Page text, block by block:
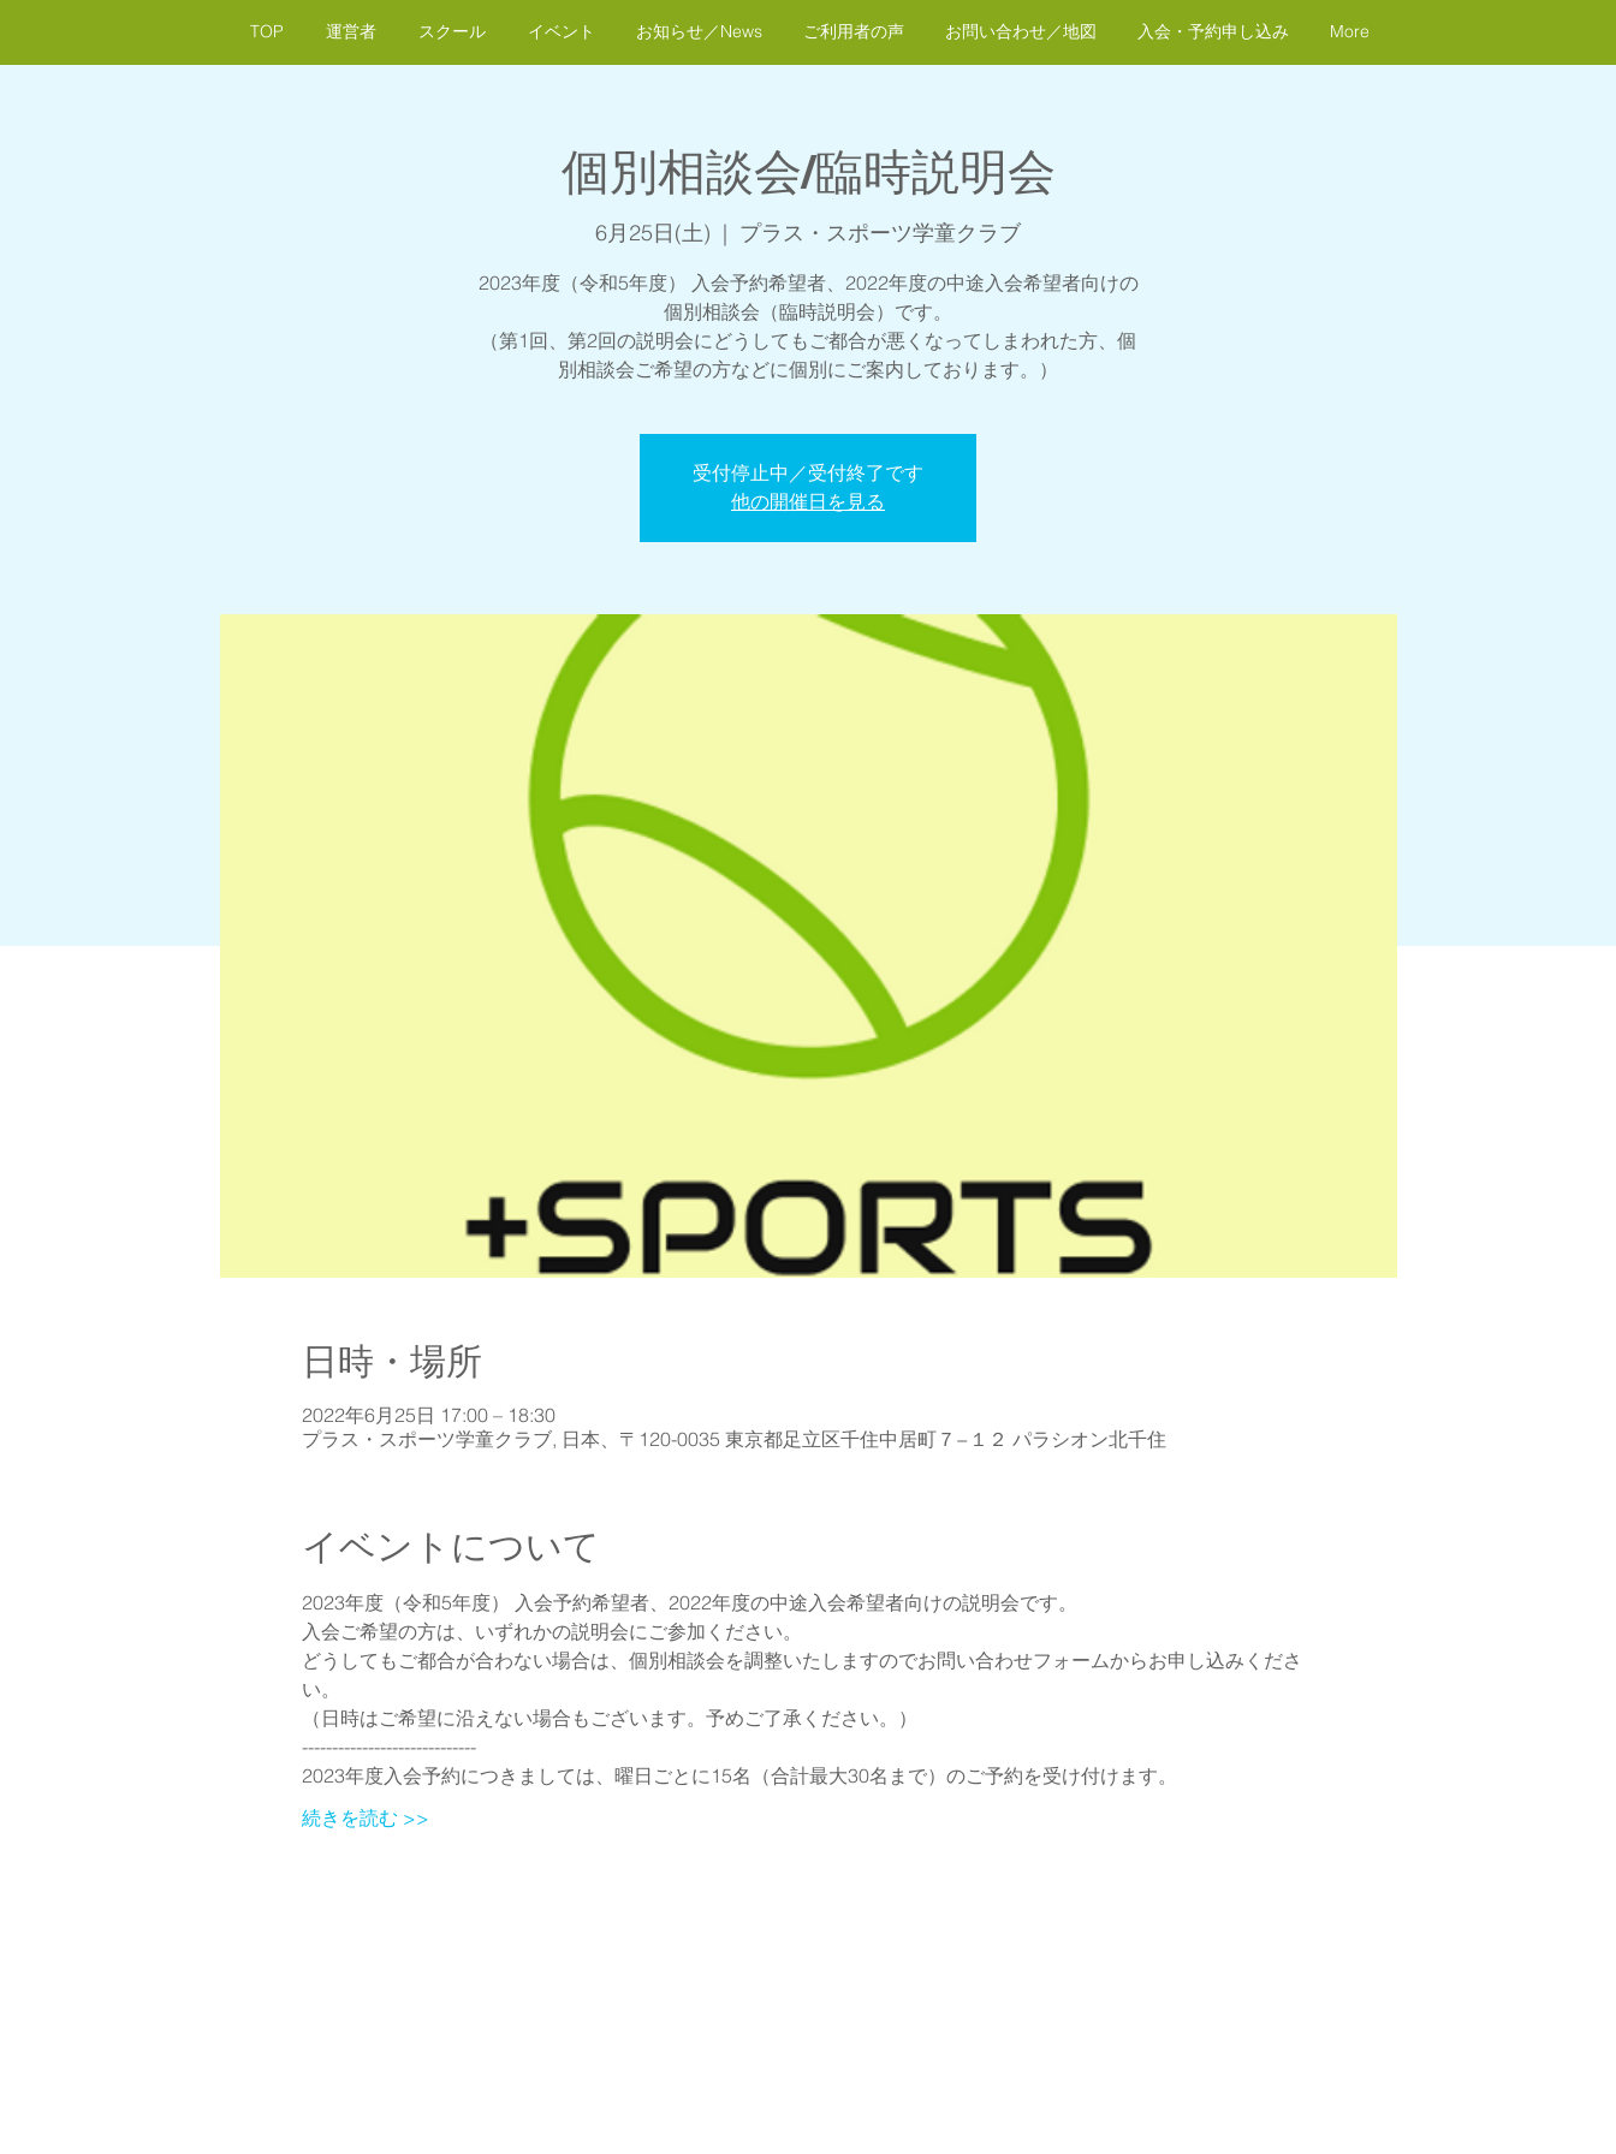
TOP 運営者 スクール イベント お知らせ／News ご利用者の声 お問い合わせ／地図 入会・予約申し込み More
個別相談会/臨時説明会
6月25日(土)
  |
プラス・スポーツ学童クラブ
2023年度（令和5年度） 入会予約希望者、2022年度の中途入会希望者向けの
個別相談会（臨時説明会）です。
（第1回、第2回の説明会にどうしてもご都合が悪くなってしまわれた方、個
別相談会ご希望の方などに個別にご案内しております。）
受付停止中／受付終了です
他の開催日を見る
日時・場所
2022年6月25日 17:00 – 18:30
プラス・スポーツ学童クラブ, 日本、〒120-0035 東京都足立区千住中居町７−１２ パラシオン北千住
イベントについて
2023年度（令和5年度） 入会予約希望者、2022年度の中途入会希望者向けの説明会です。
入会ご希望の方は、いずれかの説明会にご参加ください。
どうしてもご都合が合わない場合は、個別相談会を調整いたしますのでお問い合わせフォームからお申し込みくださ
い。
（日時はご希望に沿えない場合もございます。予めご了承ください。）
-----------------------------
2023年度入会予約につきましては、曜日ごとに15名（合計最大30名まで）のご予約を受け付けます。
続きを読む >>